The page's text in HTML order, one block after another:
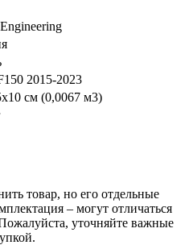
2015-2023
см (0,0067 м3)
товар, но его отдельные
– могут отличаться
уточняйте важные